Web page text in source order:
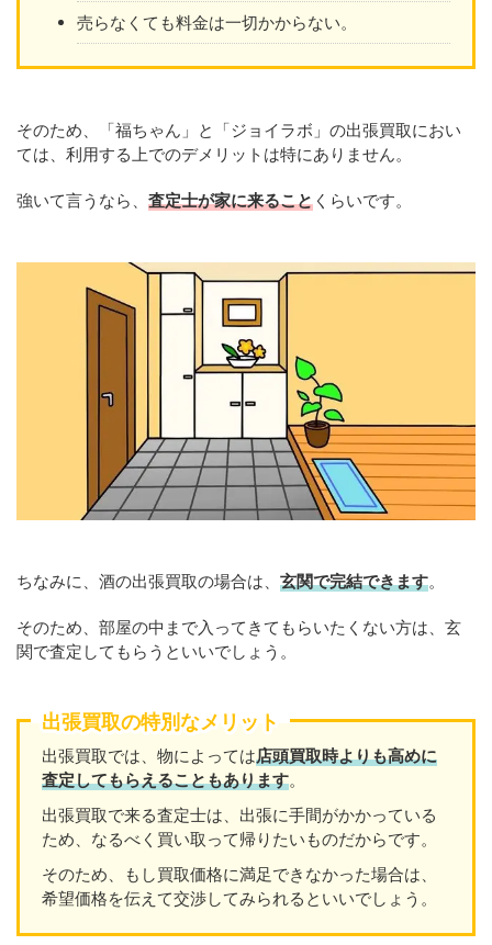
売らなくても料金は一切かからない。
そのため、「福ちゃん」と「ジョイラボ」の出張買取におい
ては、利用する上でのデメリットは特にありません。
強いて言うなら、 査定士が家に来ること くらいです。
ちなみに、酒の出張買取の場合は、 玄関で完結できます。
そのため、部屋の中まで入ってきてもらいたくない方は、玄
関で査定してもらうといいでしょう。
出張買取の特別なメリット
出張買取では、物によっては店頭買取時よりも高めに
査定してもらえることもあります。
出張買取で来る査定士は、出張に手間がかかっている
ため、なるべく買い取って帰りたいものだからです。
そのため、もし買取価格に満足できなかった場合は、
希望価格を伝えて交渉してみられるといいでしょう。